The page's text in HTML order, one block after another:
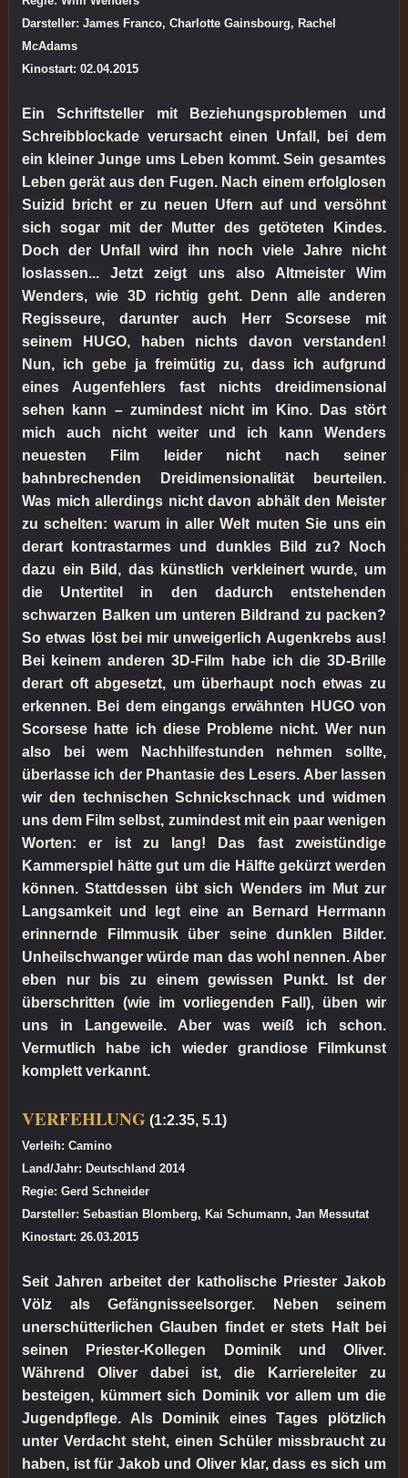
Darsteller: James Franco, Charlotte Gainsbourg, Rachel
McAdams
Kinostart: 02.04.2015
Ein Schriftsteller mit Beziehungsproblemen und
Schreibblockade verursacht einen Unfall, bei dem
ein kleiner Junge ums Leben kommt. Sein gesamtes
Leben gerät aus den Fugen. Nach einem erfolglosen
Suizid bricht er zu neuen Ufern auf und versöhnt
sich sogar mit der Mutter des getöteten Kindes.
Doch der Unfall wird ihn noch viele Jahre nicht
loslassen... Jetzt zeigt uns also Altmeister Wim
Wenders, wie 3D richtig geht. Denn alle anderen
Regisseure, darunter auch Herr Scorsese mit
seinem HUGO, haben nichts davon verstanden!
Nun, ich gebe ja freimütig zu, dass ich aufgrund
eines Augenfehlers fast nichts dreidimensional
sehen kann – zumindest nicht im Kino. Das stört
mich auch nicht weiter und ich kann Wenders
neuesten Film leider nicht nach seiner
bahnbrechenden Dreidimensionalität beurteilen.
Was mich allerdings nicht davon abhält den Meister
zu schelten: warum in aller Welt muten Sie uns ein
derart kontrastarmes und dunkles Bild zu? Noch
dazu ein Bild, das künstlich verkleinert wurde, um
die Untertitel in den dadurch entstehenden
schwarzen Balken um unteren Bildrand zu packen?
So etwas löst bei mir unweigerlich Augenkrebs aus!
Bei keinem anderen 3D-Film habe ich die 3D-Brille
derart oft abgesetzt, um überhaupt noch etwas zu
erkennen. Bei dem eingangs erwähnten HUGO von
Scorsese hatte ich diese Probleme nicht. Wer nun
also bei wem Nachhilfestunden nehmen sollte,
überlasse ich der Phantasie des Lesers. Aber lassen
wir den technischen Schnickschnack und widmen
uns dem Film selbst, zumindest mit ein paar wenigen
Worten: er ist zu lang! Das fast zweistündige
Kammerspiel hätte gut um die Hälfte gekürzt werden
können. Stattdessen übt sich Wenders im Mut zur
Langsamkeit und legt eine an Bernard Herrmann
erinnernde Filmmusik über seine dunklen Bilder.
Unheilschwanger würde man das wohl nennen. Aber
eben nur bis zu einem gewissen Punkt. Ist der
überschritten (wie im vorliegenden Fall), üben wir
uns in Langeweile. Aber was weiß ich schon.
Vermutlich habe ich wieder grandiose Filmkunst
komplett verkannt.
VERFEHLUNG (1:2.35, 5.1)
Verleih: Camino
Land/Jahr: Deutschland 2014
Regie: Gerd Schneider
Darsteller: Sebastian Blomberg, Kai Schumann, Jan Messutat
Kinostart: 26.03.2015
Seit Jahren arbeitet der katholische Priester Jakob
Völz als Gefängnisseelsorger. Neben seinem
unerschütterlichen Glauben findet er stets Halt bei
seinen Priester-Kollegen Dominik und Oliver.
Während Oliver dabei ist, die Karriereleiter zu
besteigen, kümmert sich Dominik vor allem um die
Jugendpflege. Als Dominik eines Tages plötzlich
unter Verdacht steht, einen Schüler missbraucht zu
haben, ist für Jakob und Oliver klar, dass es sich um